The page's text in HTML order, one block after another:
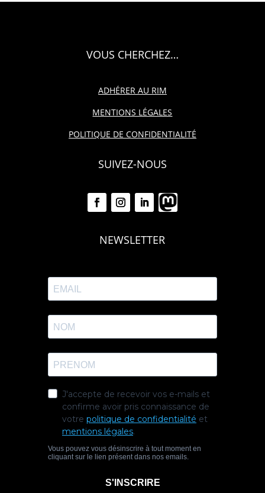
VOUS CHERCHEZ…
ADHÉRER AU RIM
MENTIONS LÉGALES
POLITIQUE DE CONFIDENTIALITÉ
SUIVEZ-NOUS
NEWSLETTER